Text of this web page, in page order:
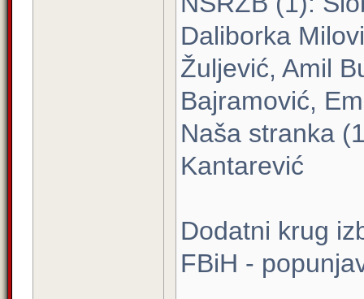
Daliborka
Žuljević, Amil
Bajramović,
Naša stranka
Kantarević
Dodatni krug
FBiH -